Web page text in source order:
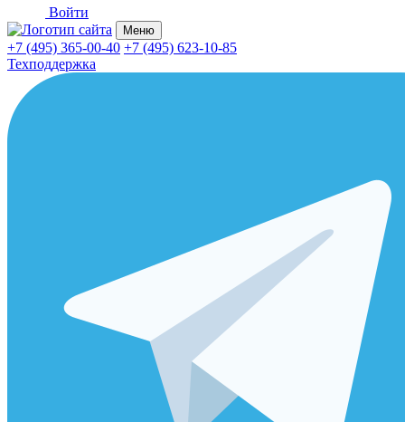
Войти
Меню
+7 (495) 365-00-40 +7 (495) 623-10-85
Техподдержка